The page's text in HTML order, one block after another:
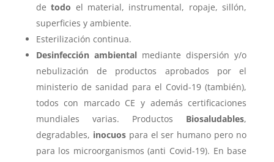
detodo el material, instrumental, ropaje, sillón,
superficies y ambiente.
Esterilización continua.
Desinfección ambientalmediante dispersión y/o
nebulización de productos aprobados por el
ministerio de sanidad para el Covid-19 (también),
todos con marcado CE y además certificaciones
mundiales varias. Productos Biosaludables,
degradables, inocuospara el ser humano pero no
para los microorganismos (anti Covid-19). En base